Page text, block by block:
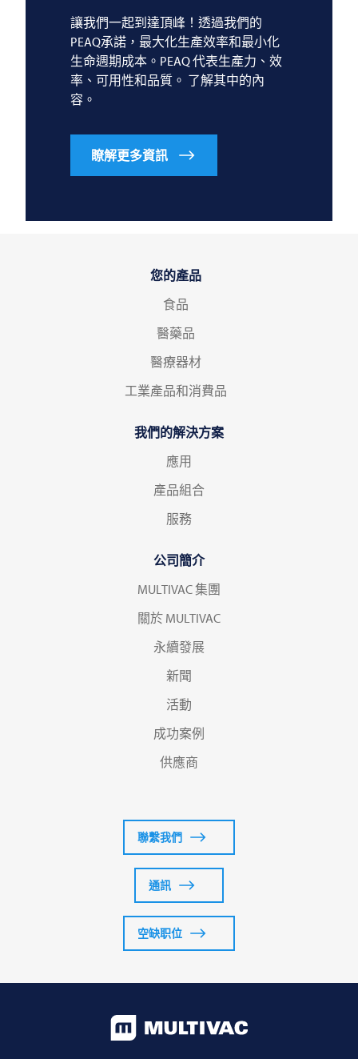
讓我們一起到達頂峰！透過我們的
PEAQ承諾，最大化生產效率和最小化
生命週期成本。PEAQ 代表生產力、效
率、可用性和品質。 了解其中的內
容。
瞭解更多資訊
您的產品
食品
醫藥品
醫療器材
工業產品和消費品
我們的解決方案
應用
產品組合
服務
公司簡介
MULTIVAC 集團
關於 MULTIVAC
永續發展
新聞
活動
成功案例
供應商
聯繫我們
通訊
空缺职位